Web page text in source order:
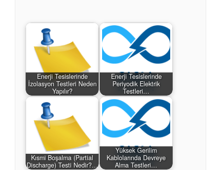
Enerji Tesislerinde
İzolasyon Testleri Neden
Yapılır?
Enerji Tesislerinde
Periyodik Elektrik
Testleri…
Kısmi Boşalma (Partial
Discharge) Testi Nedir?…
Yüksek Gerilim
Kablolarında Devreye
Alma Testleri…